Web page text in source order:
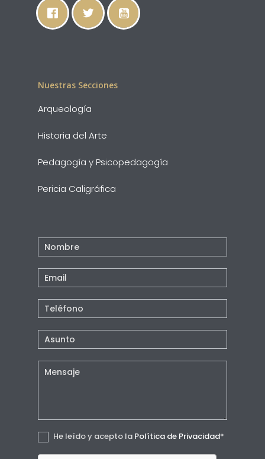
Nuestras Secciones
Arqueología
Historia del Arte
Pedagogía y Psicopedagogía
Pericia Caligráfica
Contacto
Pie
Pagina
He leído y acepto la Política de Privacidad*